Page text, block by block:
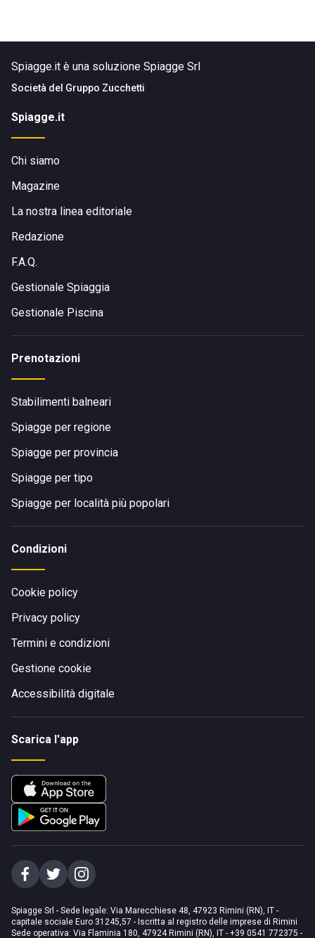
Spiagge.it è una soluzione Spiagge Srl
Società del Gruppo Zucchetti
Spiagge.it
Chi siamo
Magazine
La nostra linea editoriale
Redazione
F.A.Q.
Gestionale Spiaggia
Gestionale Piscina
Prenotazioni
Stabilimenti balneari
Spiagge per regione
Spiagge per provincia
Spiagge per tipo
Spiagge per località più popolari
Condizioni
Cookie policy
Privacy policy
Termini e condizioni
Gestione cookie
Accessibilità digitale
Scarica l'app
Spiagge Srl - Sede legale: Via Marecchiese 48, 47923 Rimini (RN), IT -
capitale sociale Euro 31245,57 - Iscritta al registro delle imprese di Rimini
Sede operativa: Via Flaminia 180, 47924 Rimini (RN), IT - +39 0541 772375 -